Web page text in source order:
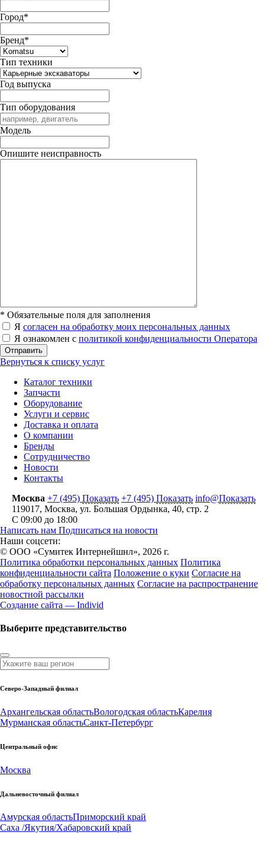
Город*
Бренд*
Тип техники
Год выпуска
Тип оборудования
Модель
Опишите неисправность
* Обязательные поля для заполнения
Я согласен на обработку моих персональных данных
Я ознакомлен с политикой конфиденциальности Оператора
Отправить
Вернуться к списку услуг
Каталог техники
Запчасти
Оборудование
Услуги и сервис
Доставка и оплата
О компании
Бренды
Сотрудничество
Новости
Контакты
Москва +7 (495) Показать +7 (495) Показать info@Показать
119017, Москва, ул. Большая Ордынка, 40, стр. 2
С 09:00 до 18:00
Написать нам Подписаться на новости
Наши соцсети:
© ООО «Сумитек Интернейшнл», 2026 г.
Политика обработки персональных данных Политика
конфиденциальности сайта Положение о куки Согласие на
обработку персональных данных Согласие на распространение
новостной рассылки
Создание сайта — Individ
Выберите представительство
Северо-Западный филиал
Архангельская областьВологодская областьКарелия
Мурманская областьСанкт-Петербург
Центральный офис
Москва
Дальневосточный филиал
Амурская областьПриморский край
Саха /Якутия/Хабаровский край